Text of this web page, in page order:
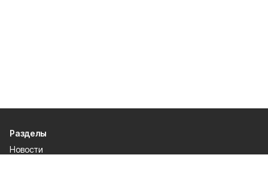
Разделы
Новости